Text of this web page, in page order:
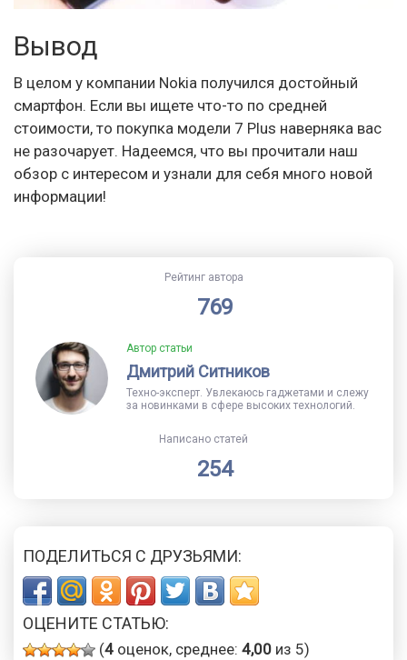
Вывод
В целом у компании Nokia получился достойный
смартфон. Если вы ищете что-то по средней
стоимости, то покупка модели 7 Plus наверняка вас
не разочарует. Надеемся, что вы прочитали наш
обзор с интересом и узнали для себя много новой
информации!
Рейтинг автора
769
Автор статьи
Дмитрий Ситников
Техно-эксперт. Увлекаюсь гаджетами и слежу
за новинками в сфере высоких технологий.
Написано статей
254
ПОДЕЛИТЬСЯ С ДРУЗЬЯМИ:
ОЦЕНИТЕ СТАТЬЮ:
(4 оценок, среднее: 4,00 из 5)